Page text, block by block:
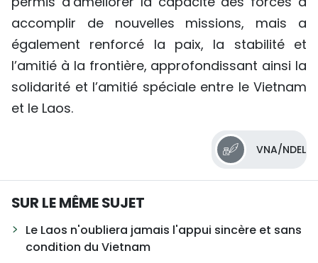
accomplir de nouvelles missions, mais a
également renforcé la paix, la stabilité et
l’amitié à la frontière, approfondissant ainsi la
solidarité et l’amitié spéciale entre le Vietnam
et le Laos.
VNA/NDEL
SUR LE MÊME SUJET
Le Laos n'oubliera jamais l'appui sincère et sans
condition du Vietnam